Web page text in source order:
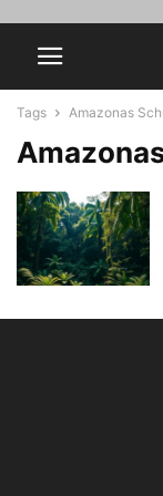
Tags Amazonas